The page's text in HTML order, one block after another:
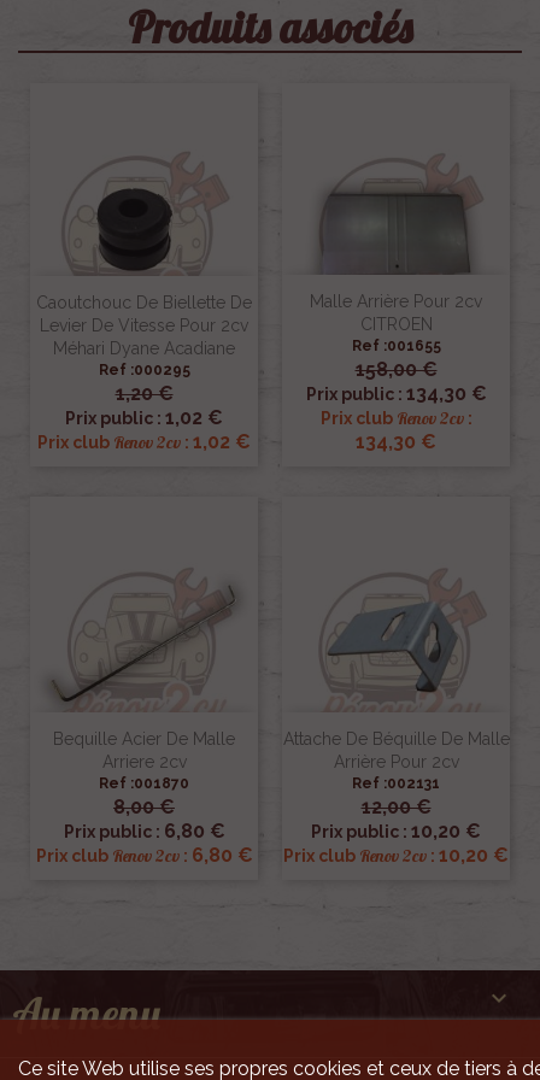
Produits associés
Caoutchouc De Biellette De
Levier De Vitesse Pour 2cv
Méhari Dyane Acadiane
Ref :000295
1,20 €
Prix public : 1,02 €
Prix club Renov 2cv : 1,02 €
Malle Arrière Pour 2cv
CITROEN
Ref :001655
158,00 €
Prix public : 134,30 €
Prix club Renov 2cv:
134,30 €
Bequille Acier De Malle
Arriere 2cv
Ref :001870
8,00 €
Prix public : 6,80 €
Prix club Renov 2cv: 6,80 €
Attache De Béquille De Malle
Arrière Pour 2cv
Ref :002131
12,00 €
Prix public : 10,20 €
Prix club Renov 2cv : 10,20 €
Au menu 
Ce site Web utilise ses propres cookies et ceux de tiers à